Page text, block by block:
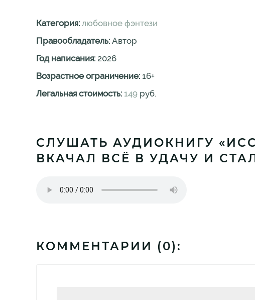
Категория: любовное фэнтези
Правообладатель: Автор
Год написания: 2026
Возрастное ограничение: 16+
Легальная стоимость: 149 руб.
СЛУШАТЬ АУДИОКНИГУ
ВКАЧАЛ ВСЁ В УДАЧУ И
КОММЕНТАРИИ (0):